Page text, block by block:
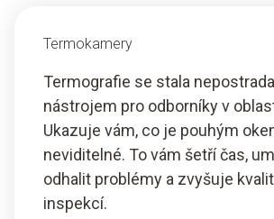
Termokamery
Termografie se stala
nástrojem pro odborníky v
Ukazuje vám, co je pouhým
neviditelné. To vám šetří čas,
odhalit problémy a zvyšuje
inspekcí.